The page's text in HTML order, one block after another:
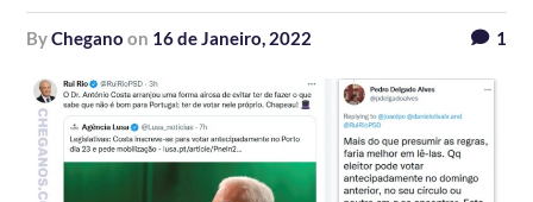
byChegano on 16 de Janeiro, 2022 1